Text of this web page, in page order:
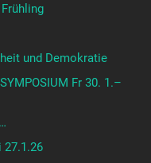
und Demokratie
Fr 30. 1.–
27.1.26